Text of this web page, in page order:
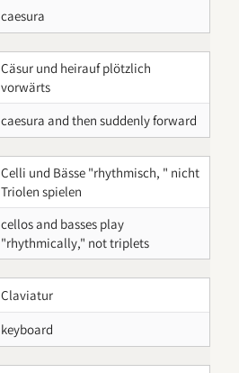
caesura
Cäsur und heirauf plötzlich
vorwärts
caesura and then suddenly forward
Celli und Bässe "rhythmisch, " nicht
Triolen spielen
cellos and basses play
"rhythmically," not triplets
Claviatur
keyboard